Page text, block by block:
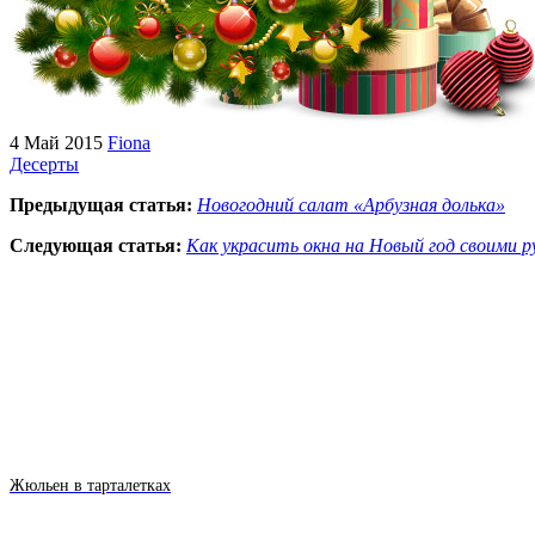
4 Май 2015 Fiona
Десерты
Предыдущая статья: Новогодний салат «Арбузная долька»
Следующая статья: Как украсить окна на Новый год своими
Жюльен в тарталетках